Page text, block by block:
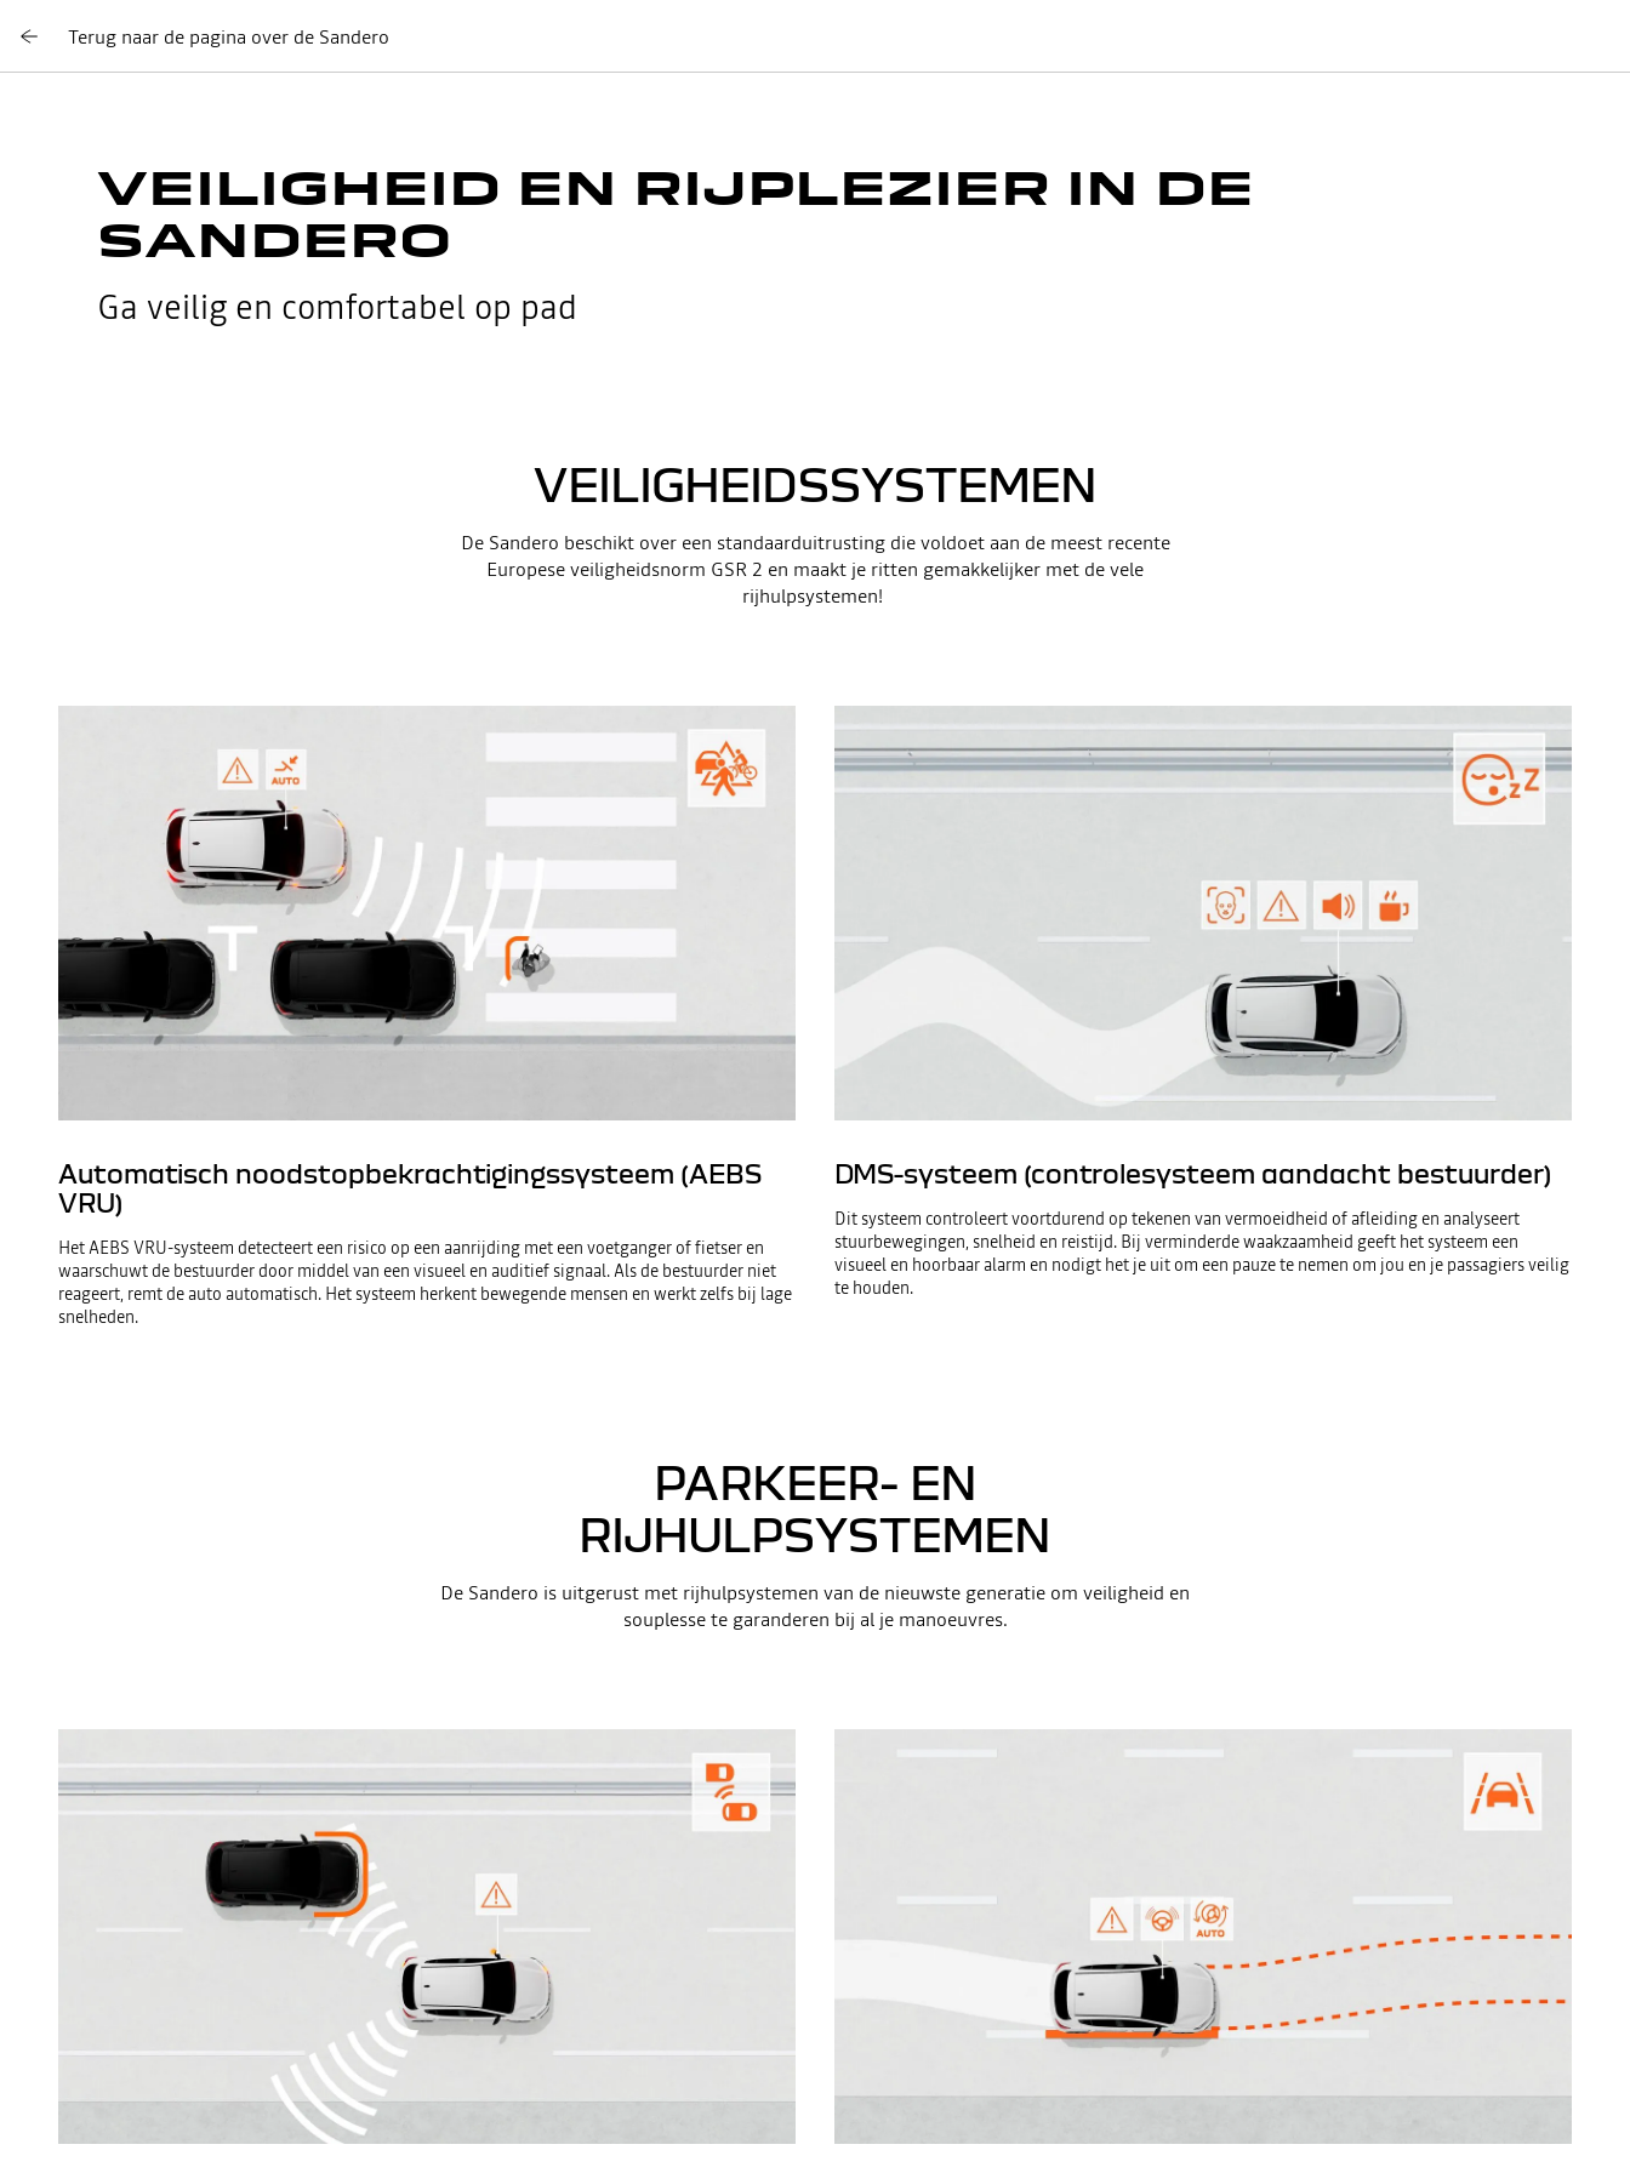
Terug naar de pagina over de Sandero
VEILIGHEID EN RIJPLEZIER IN DE
SANDERO
Ga veilig en comfortabel op pad
VEILIGHEIDSSYSTEMEN
De Sandero beschikt over een standaarduitrusting die voldoet aan de meest recente
Europese veiligheidsnorm GSR 2 en maakt je ritten gemakkelijker met de vele
rijhulpsystemen!
Automatisch noodstopbekrachtigingssysteem (AEBS
VRU)
Het AEBS VRU-systeem detecteert een risico op een aanrijding met een voetganger of fietser en
waarschuwt de bestuurder door middel van een visueel en auditief signaal. Als de bestuurder niet
reageert, remt de auto automatisch. Het systeem herkent bewegende mensen en werkt zelfs bij lage
snelheden.
DMS-systeem (controlesysteem aandacht bestuurder)
Dit systeem controleert voortdurend op tekenen van vermoeidheid of afleiding en analyseert
stuurbewegingen, snelheid en reistijd. Bij verminderde waakzaamheid geeft het systeem een
visueel en hoorbaar alarm en nodigt het je uit om een pauze te nemen om jou en je passagiers veilig
te houden.
PARKEER- EN
RIJHULPSYSTEMEN
De Sandero is uitgerust met rijhulpsystemen van de nieuwste generatie om veiligheid en
souplesse te garanderen bij al je manoeuvres.